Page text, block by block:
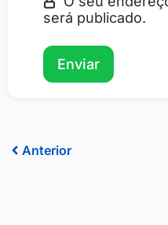
será publicado.
Prev
Anterior